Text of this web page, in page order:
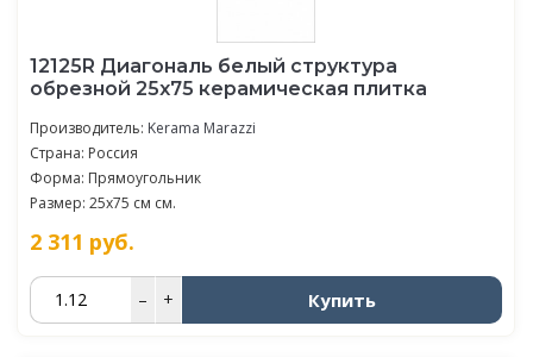
12125R Диагональ белый структура
обрезной 25х75 керамическая плитка
Производитель: Kerama Marazzi
Страна: Россия
Форма: Прямоугольник
Размер: 25x75 см см.
2 311 руб.
– + Купить